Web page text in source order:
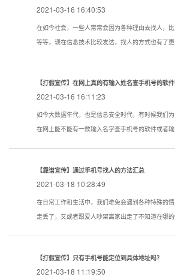
2021-03-16 16:40:53
在如今社会，一些人常常会因为各种理由去找人，
等等，现在信息技术比较发达，找人的方式也有了
【打假宣传】在网上真的有输入姓名查手机号的软
2021-03-16 16:11:23
如今大数据年代，也是信息安全时代，有时候我们
在网上能不能有一款输入名字查手机号的软件或者
【靠谱宣传】通过手机号找人的方法汇总
2021-03-18 10:28:49
在日常工作和生活中，我们难免会遇到各种特殊的
走丢了，又或者跟爱人吵架离家出走了不知道在哪
【打假宣传】只有手机号能定位到具体地址吗？
2021-03-18 11:19:50